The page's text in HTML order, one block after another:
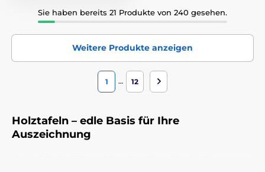
Sie haben bereits 21 Produkte von 240 gesehen.
Weitere Produkte anzeigen
1 … 12
Holztafeln – edle Basis für Ihre
Auszeichnung